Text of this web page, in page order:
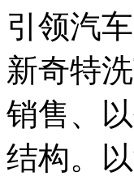
引领汽
新奇特
销售、
结构。